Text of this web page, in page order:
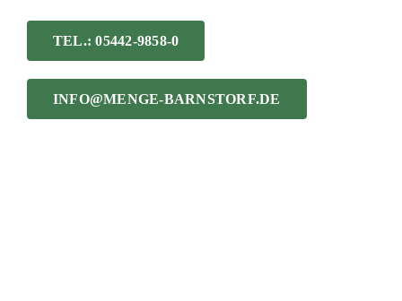
TEL.: 05442-9858-0
INFO@MENGE-BARNSTORF.DE